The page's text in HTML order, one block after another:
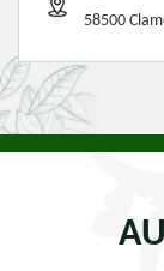
58500